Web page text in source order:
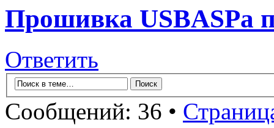
Прошивка USBASPа
Ответить
Сообщений: 36 •